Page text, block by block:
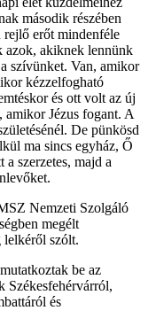
második részében
rejlő erőt mindenféle
azok, akiknek lennünk
szívünket. Van, amikor
kézzelfogható
és ott volt az új
amikor Jézus fogant. A
De pünkösd
ma sincs egyház, Ő
szerzetes, majd a
Nemzeti Szolgáló
megélt
lelkéről szólt.
be az
Székesfehérvárról,
és